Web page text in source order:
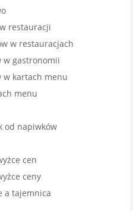
restauracji
w restauracjach
w gastronomii
kartach menu
menu
od napiwków
cen
ceny
a tajemnica